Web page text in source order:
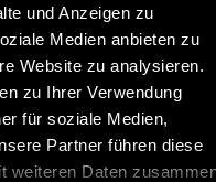
und Anzeigen zu
Medien anbieten zu
Website zu analysieren.
zu Ihrer Verwendung
für soziale Medien,
Partner führen diese
weiteren Daten